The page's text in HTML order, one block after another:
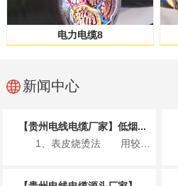
电力电缆8
新闻中心
【贵州电线电缆厂家】低烟...
1、表皮烧烫法 用较高的温度烫电缆的...